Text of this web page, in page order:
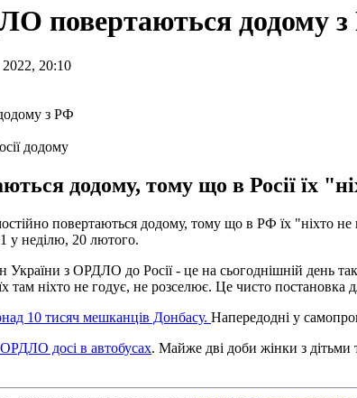
повертаються додому
20:10
додому
додому, тому що в Росії їх
повертаються додому, тому що в РФ їх ​​"ніхто не
у неділю, 20 лютого.
України з ОРДЛО до Росії - це на сьогоднішній день
там ніхто не годує, не розселює. Це чисто постановка
10 тисяч мешканців Донбасу. Напередодні у
ОРДЛО досі в автобусах. Майже дві доби жінки з дітьми